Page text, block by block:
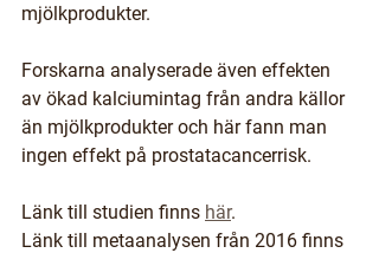
mjölkprodukter.
Forskarna analyserade även effekten
av ökad kalciumintag från andra källor
än mjölkprodukter och här fann man
ingen effekt på prostatacancerrisk.
Länk till studien finns här.
Länk till metaanalysen från 2016 finns